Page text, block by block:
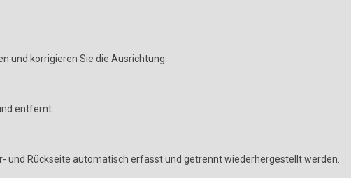
und korrigieren Sie die Ausrichtung.
entfernt.
und Rückseite automatisch erfasst und getrennt wiederhergestellt werden.